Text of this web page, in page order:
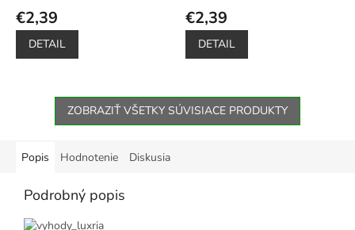
€2,39
DETAIL
€2,39
DETAIL
ZOBRAZIŤ VŠETKY SÚVISIACE PRODUKTY
Popis Hodnotenie Diskusia
Podrobný popis